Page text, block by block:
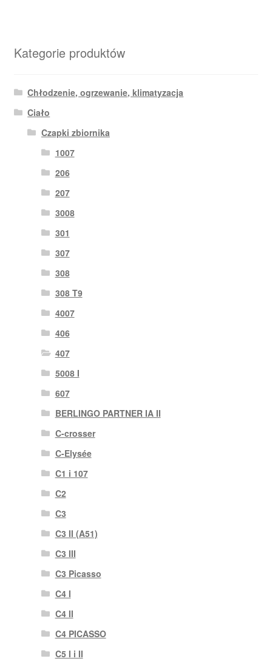
Kategorie produktów
Chłodzenie, ogrzewanie, klimatyzacja
Ciało
Czapki zbiornika
1007
206
207
3008
301
307
308
308 T9
4007
406
407
5008 I
607
BERLINGO PARTNER IA II
C-crosser
C-Elysée
C1 i 107
C2
C3
C3 II (A51)
C3 III
C3 Picasso
C4 I
C4 II
C4 PICASSO
C5 I i II